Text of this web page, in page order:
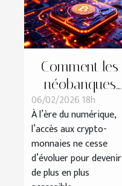
Comment les
néobanques
transforment-
elles l'accès aux
crypto-
monnaies ?
06/02/2026 18h
À l’ère du numérique,
l’accès aux crypto-
monnaies ne cesse
d’évoluer pour devenir
de plus en plus